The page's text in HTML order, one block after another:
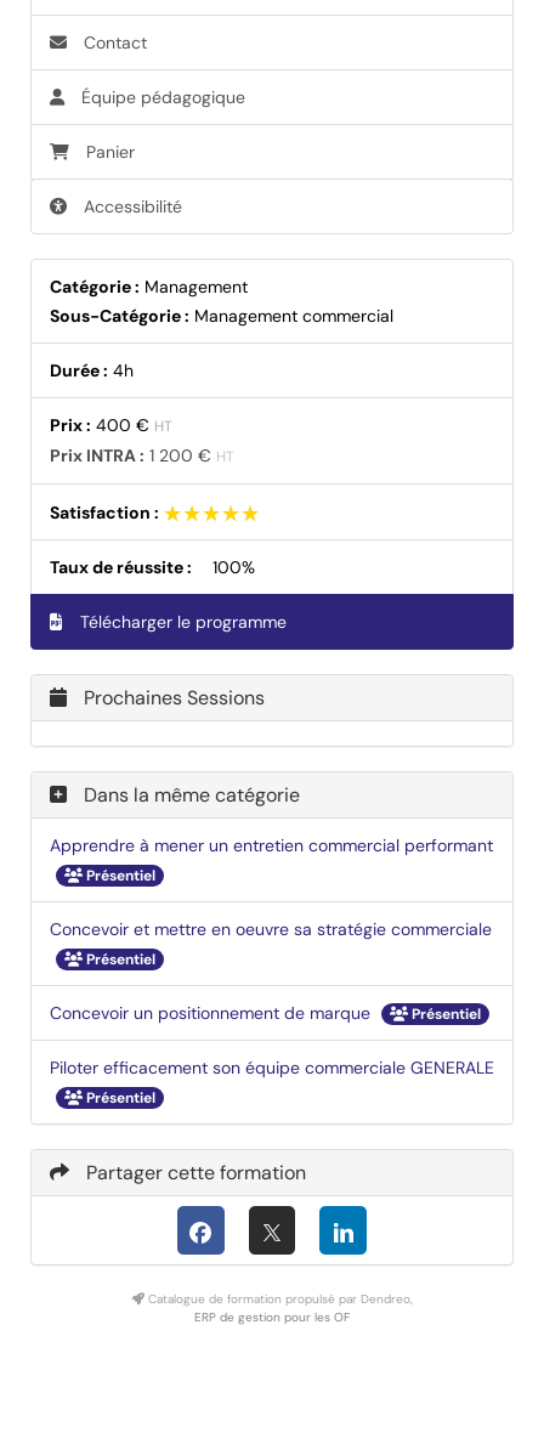
Contact
Équipe pédagogique
Panier
Accessibilité
Catégorie : Management
Sous-Catégorie : Management commercial
Durée : 4h
Prix : 400 € HT
Prix INTRA : 1 200 € HT
Satisfaction : ★★★★★
★★★★★
Taux de réussite : 100%
Télécharger le programme
Prochaines Sessions
Dans la même catégorie
Apprendre à mener un entretien commercial performant
Présentiel
Concevoir et mettre en oeuvre sa stratégie commerciale
Présentiel
Concevoir un positionnement de marque Présentiel
Piloter efficacement son équipe commerciale GENERALE
Présentiel
Partager cette formation
Catalogue de formation propulsé par Dendreo,
ERP de gestion pour les OF